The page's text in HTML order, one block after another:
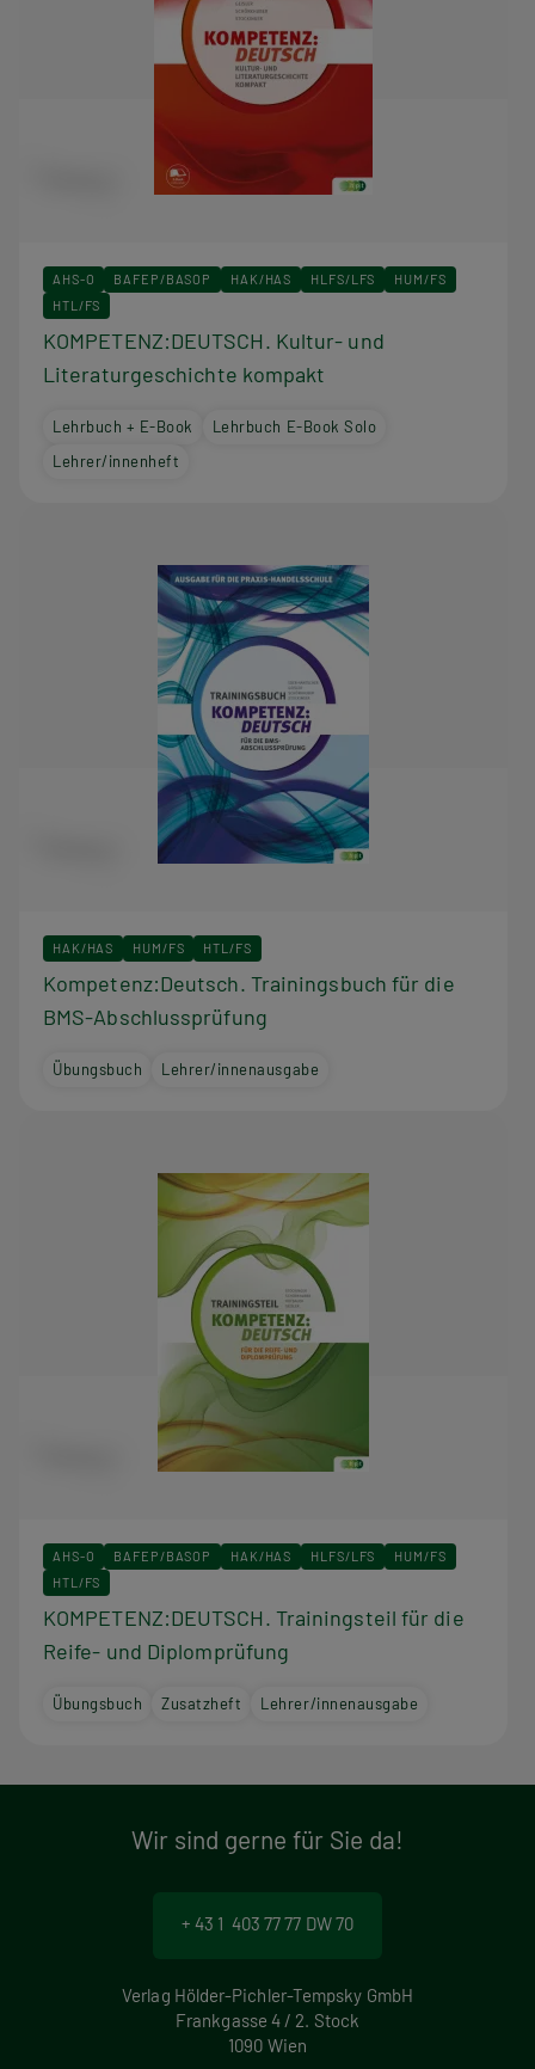
AHS-O BAFEP/BASOP HAK/HAS HLFS/LFS
HUM/FS
HTL/FS
KOMPETENZ:DEUTSCH. Kultur- und
Literaturgeschichte kompakt
Lehrbuch + E-Book
Lehrbuch E-Book Solo
Lehrer/innenheft
HAK/HAS HUM/FS HTL/FS
Kompetenz:Deutsch. Trainingsbuch für die
BMS-Abschlussprüfung
Übungsbuch Lehrer/innenausgabe
AHS-O BAFEP/BASOP HAK/HAS HLFS/LFS
HUM/FS
HTL/FS
KOMPETENZ:DEUTSCH. Trainingsteil für die
Reife- und Diplomprüfung
Übungsbuch Zusatzheft Lehrer/innenausgabe
Wir sind gerne für Sie da!
+ 43 1 403 77 77 DW 70
Verlag Hölder-Pichler-Tempsky GmbH
Frankgasse 4 / 2. Stock
1090 Wien